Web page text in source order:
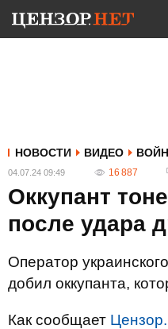
НОВОСТИ ВИДЕО
04.07.24 09:49 16 887
Оккупант
после удара
Оператор
добил оккупанта,
Как сообщает